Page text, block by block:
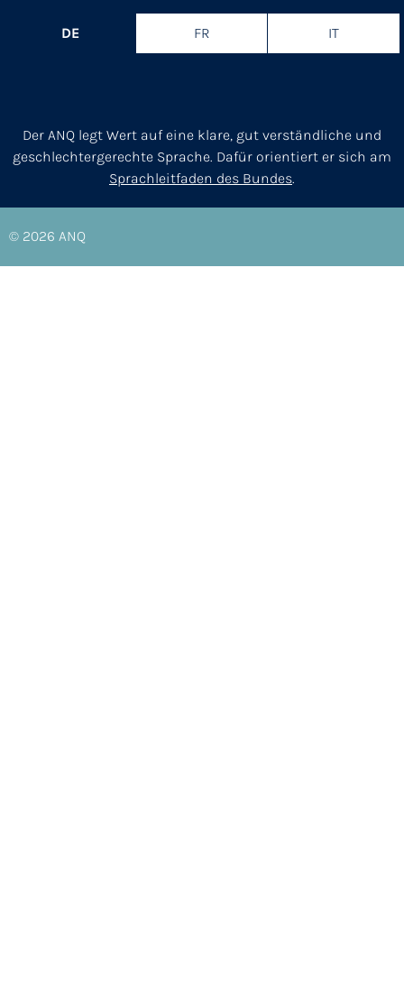
DE FR IT
Der ANQ legt Wert auf eine klare, gut verständliche und
geschlechtergerechte Sprache. Dafür orientiert er sich am
Sprachleitfaden des Bundes.
© 2026 ANQ